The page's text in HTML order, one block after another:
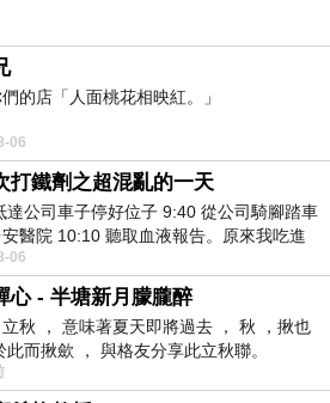
，也學會
的笑聲了
無趣的世界製造
藝……」總是如此
天碰觸明天
懷，感受你
啊包圍
縮身，你是
我的肉身
的店「人面桃花相映紅。」
06
打鐵劑之超混亂的一天
達公司車子停好位子 9:40 從公司騎腳踏車
醫院 10:10 聽取血液報告。原來我吃進
彌可保並非沒有吸收而是超
06
心 - 半塘新月朦朧醉
秋 ， 意味著夏天即將過去 ， 秋 ，揪也
此而揪歛 ， 與格友分享此立秋聯。